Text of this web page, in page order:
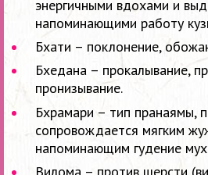
энергичными вдохами и
напоминающими работу
Бхати – поклонение,
Бхедана – прокалывание,
пронизывание.
Бхрамари – тип пранаямы,
сопровождается мягким
напоминающим гудение
Вилома – против шерсти